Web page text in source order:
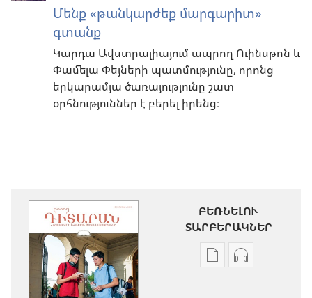
Մենք «թանկարժեք մարգարիտ»
գտանք
Կարդա Ավստրալիայում ապրող Ուինսթոն և
Փամելա Փեյների պատմությունը, որոնց
երկարամյա ծառայությունը շատ
օրհնություններ է բերել իրենց։
ԲԵՌՆԵԼՈՒ
ՏԱՐԲԵՐԱԿՆԵՐ
Թվային